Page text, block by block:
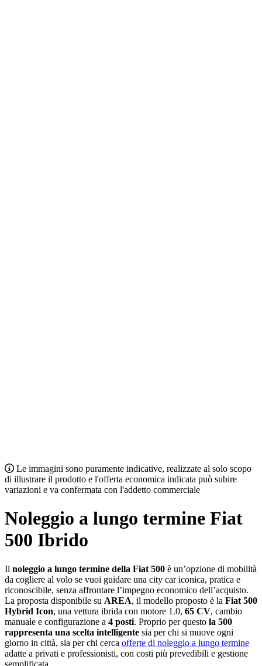
Le immagini sono puramente indicative, realizzate al solo scopo
di illustrare il prodotto e l'offerta economica indicata può subire
variazioni e va confermata con l'addetto commerciale
Noleggio a lungo termine Fiat
500 Ibrido
Il noleggio a lungo termine della Fiat 500 è un’opzione di mobilità
da cogliere al volo se vuoi guidare una city car iconica, pratica e
riconoscibile, senza affrontare l’impegno economico dell’acquisto.
La proposta disponibile su AREA, il modello proposto è la Fiat 500
Hybrid Icon, una vettura ibrida con motore 1.0, 65 CV, cambio
manuale e configurazione a 4 posti. Proprio per questo la 500
rappresenta una scelta intelligente sia per chi si muove ogni
giorno in città, sia per chi cerca offerte di noleggio a lungo termine
adatte a privati e professionisti, con costi più prevedibili e gestione
semplificata.